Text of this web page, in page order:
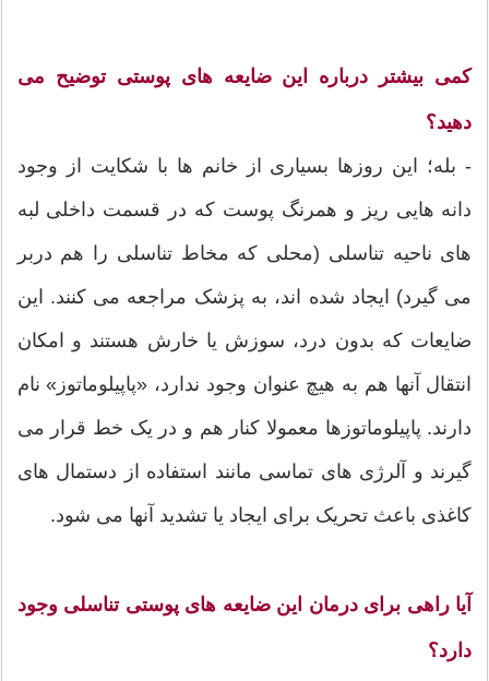
کمی بیشتر درباره این ضایعه های پوستی توضیح می
دهید؟
- بله؛ این روزها بسیاری از خانم ها با شکایت از وجود
دانه هایی ریز و همرنگ پوست که در قسمت داخلی لبه
های ناحیه تناسلی (محلی که مخاط تناسلی را هم دربر
می گیرد) ایجاد شده اند، به پزشک مراجعه می کنند. این
ضایعات که بدون درد، سوزش یا خارش هستند و امکان
انتقال آنها هم به هیچ عنوان وجود ندارد، «پاپیلوماتوز» نام
دارند. پاپیلوماتوزها معمولا کنار هم و در یک خط قرار می
گیرند و آلرژی های تماسی مانند استفاده از دستمال های
کاغذی باعث تحریک برای ایجاد یا تشدید آنها می شود.
آیا راهی برای درمان این ضایعه های پوستی تناسلی وجود
دارد؟